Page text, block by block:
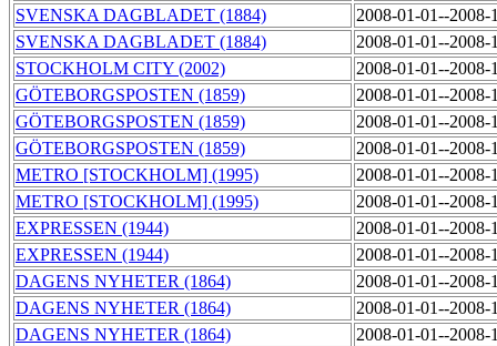
SVENSKA DAGBLADET (1884)
2008-01-01--
SVENSKA DAGBLADET (1884)
2008-01-01--
STOCKHOLM CITY (2002)
2008-01-01--
GÖTEBORGSPOSTEN (1859)
2008-01-01--
GÖTEBORGSPOSTEN (1859)
2008-01-01--
GÖTEBORGSPOSTEN (1859)
2008-01-01--
METRO [STOCKHOLM] (1995)
2008-01-01--
METRO [STOCKHOLM] (1995)
2008-01-01--
EXPRESSEN (1944)
2008-01-01--
EXPRESSEN (1944)
2008-01-01--
DAGENS NYHETER (1864)
2008-01-01--
DAGENS NYHETER (1864)
2008-01-01--
DAGENS NYHETER (1864)
2008-01-01--